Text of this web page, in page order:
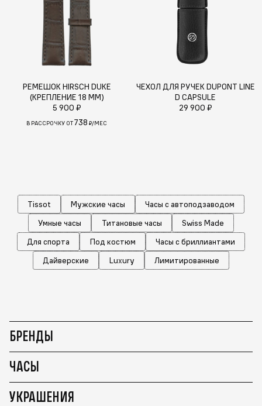
РЕМЕШОК HIRSCH DUKE
(КРЕПЛЕНИЕ 18 ММ)
5 900 ₽
В РАССРОЧКУ ОТ738 ₽/МЕС
ЧЕХОЛ ДЛЯ РУЧЕК DUPONT LINE
D CAPSULE
29 900 ₽
Tissot Мужские часы
Часы с автоподзаводом
Умные часы
Титановые часы
Swiss Made
Для спорта
Под костюм
Часы с бриллиантами
Дайверские
Luxury Лимитированные
БРЕНДЫ
ЧАСЫ
УКРАШЕНИЯ